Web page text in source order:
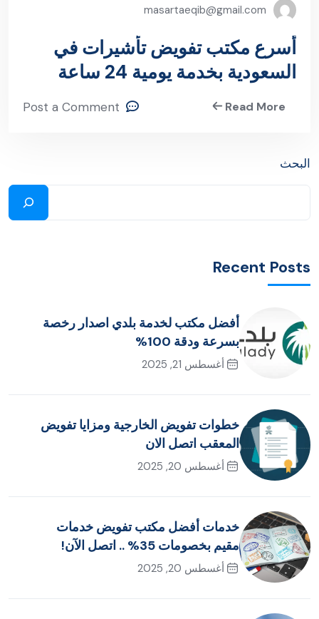
masartaeqib@gmail.com
أسرع مكتب تفويض تأشيرات في
السعودية بخدمة يومية 24 ساعة
Read More
Post a Comment
البحث
Recent Posts
أفضل مكتب لخدمة بلدي اصدار رخصة
بسرعة ودقة 100%
أغسطس 21, 2025
خطوات تفويض الخارجية ومزايا تفويض
المعقب اتصل الان
أغسطس 20, 2025
خدمات أفضل مكتب تفويض خدمات
مقيم بخصومات 35% .. اتصل الآن!
أغسطس 20, 2025